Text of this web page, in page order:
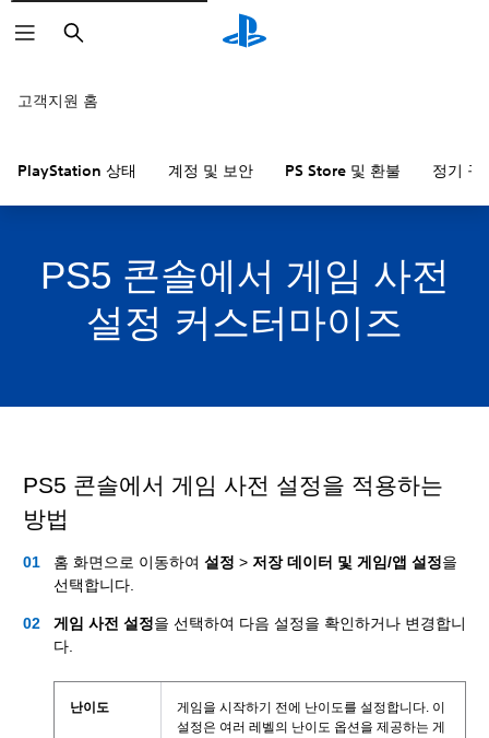
검
색
고객지원 홈
PlayStation 상태 계정 및 보안 PS Store 및 환불 정기 구
PS5 콘솔에서 게임 사전
설정 커스터마이즈
PS5 콘솔에서 게임 사전 설정을 적용하는
방법
홈 화면으로 이동하여 설정 > 저장 데이터 및 게임/앱 설정을
선택합니다.
게임 사전 설정을 선택하여 다음 설정을 확인하거나 변경합니
다.
난이도
게임을 시작하기 전에 난이도를 설정합니다. 이
설정은 여러 레벨의 난이도 옵션을 제공하는 게